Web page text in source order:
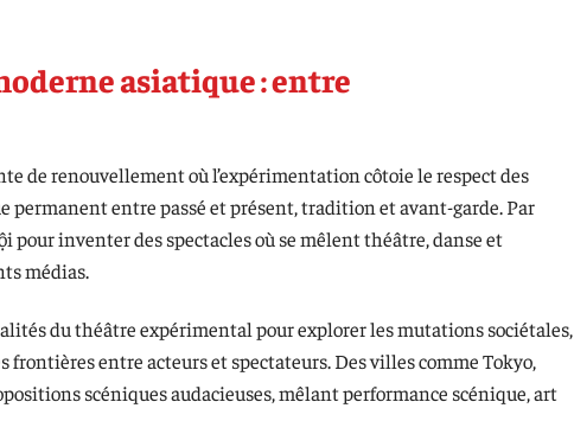
asiatique : entre
de renouvellement où l’expérimentation côtoie le respect des
permanent entre passé et présent, tradition et avant-garde. Par
inventer des spectacles où se mêlent théâtre, danse et
médias.
du théâtre expérimental pour explorer les mutations sociétales,
entre acteurs et spectateurs. Des villes comme Tokyo,
scéniques audacieuses, mêlant performance scénique, art